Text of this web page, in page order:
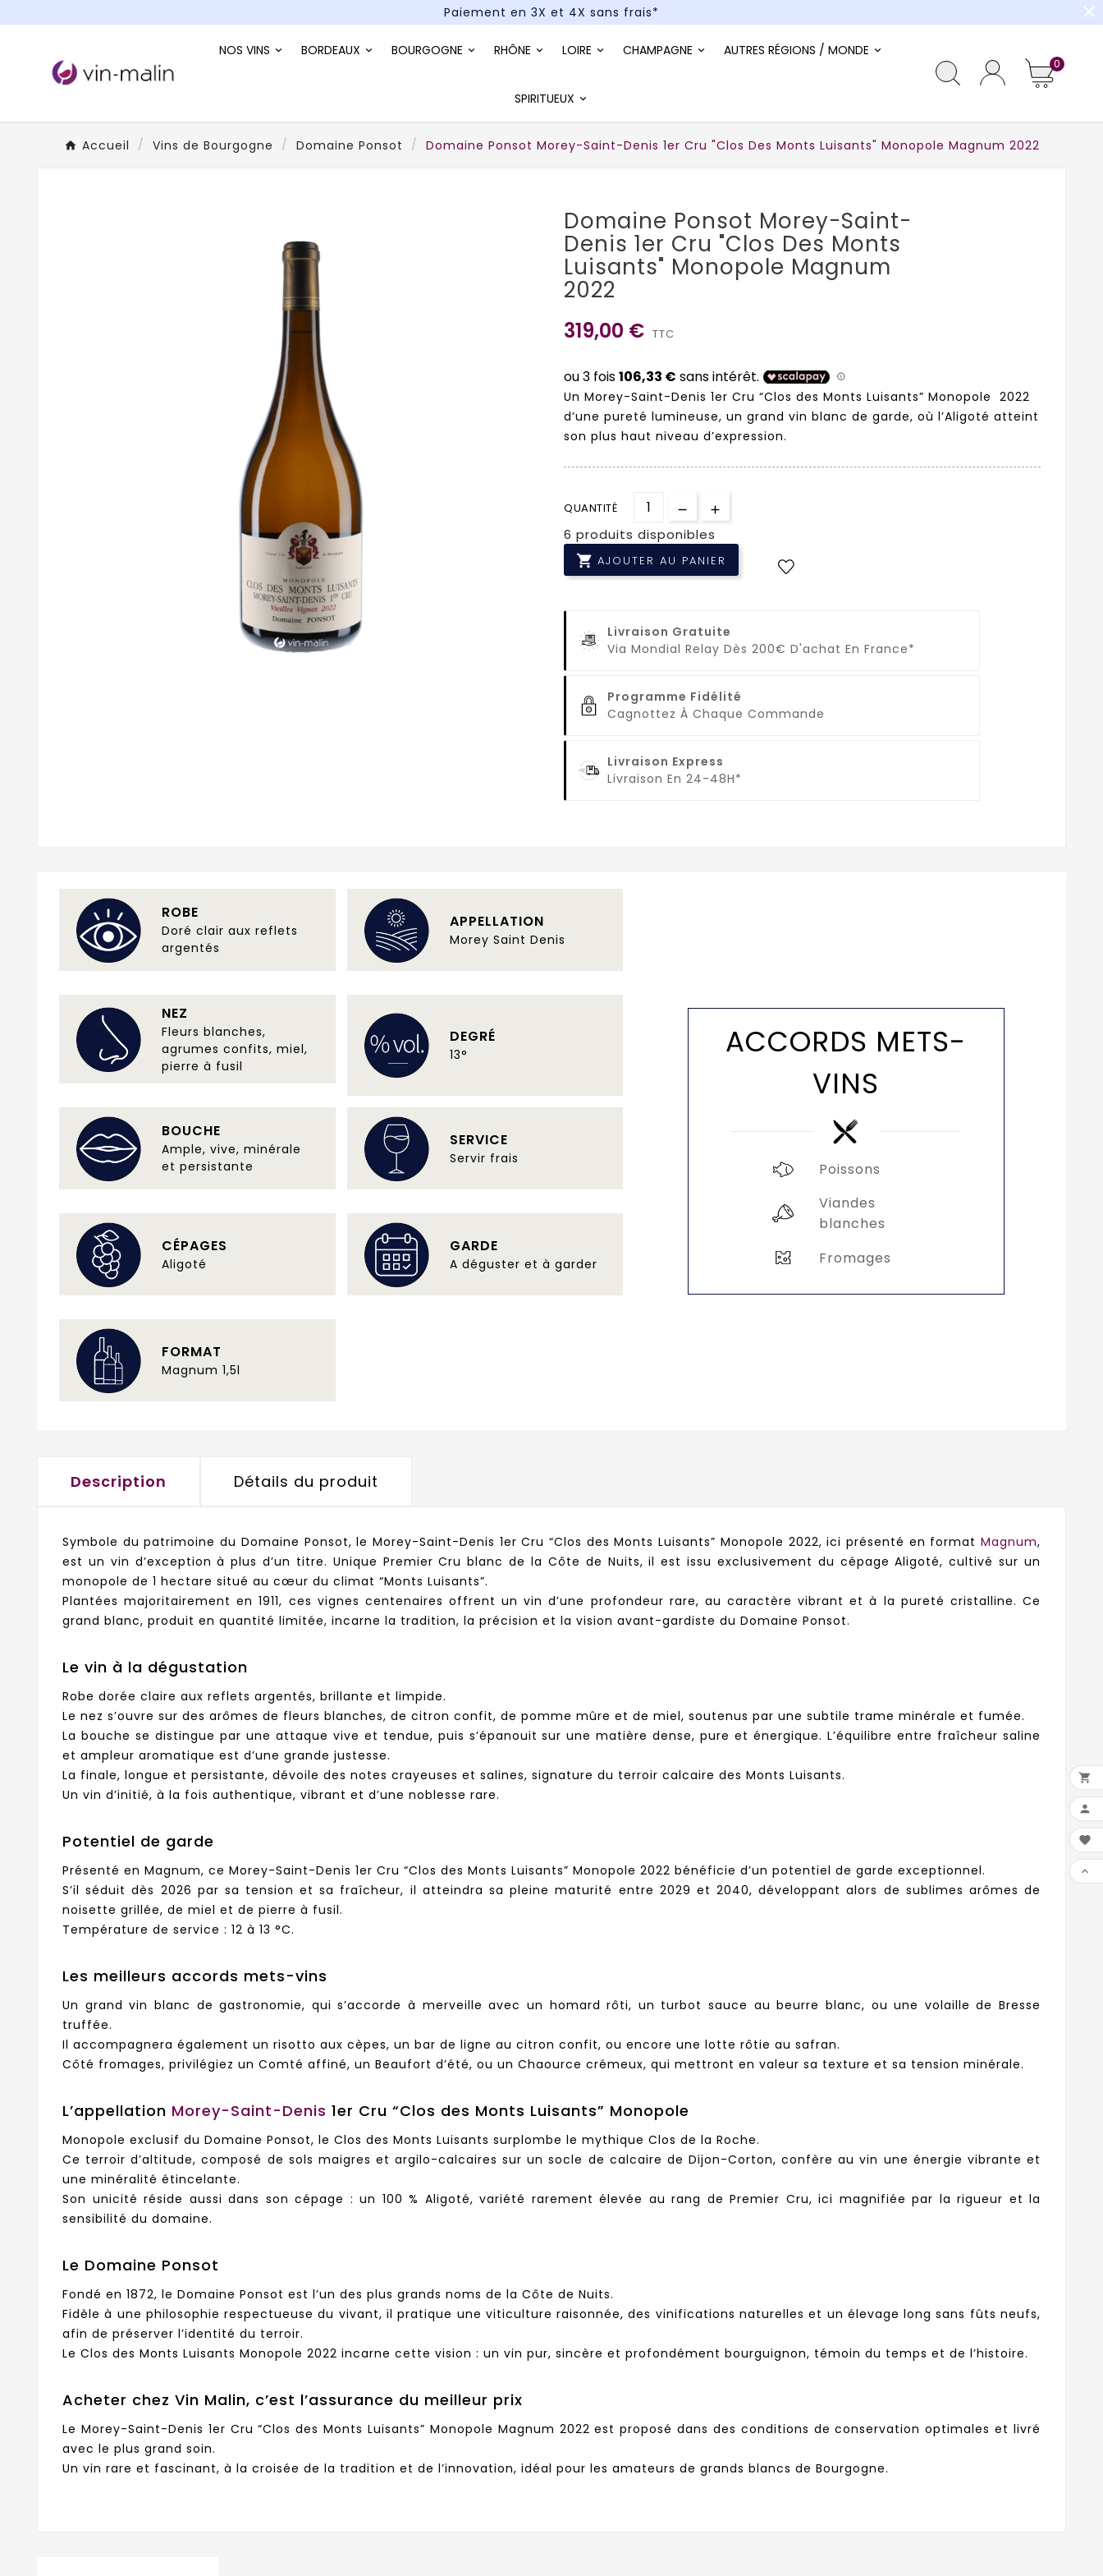
Paiement en 3X et 4X sans frais*
close
NOS VINS BORDEAUX BOURGOGNE RHÔNE LOIRE CHAMPAGNE AUTRES RÉGIONS / MONDE
SPIRITUEUX
0
Accueil Vins de Bourgogne Domaine Ponsot Domaine Ponsot Morey-Saint-Denis 1er Cru "Clos Des Monts Luisants" Monopole Magnum 2022
Domaine Ponsot Morey-Saint-
Denis 1er Cru "Clos Des Monts
Luisants" Monopole Magnum
2022
319,00 € TTC
Un Morey-Saint-Denis 1er Cru “Clos des Monts Luisants” Monopole 2022
d’une pureté lumineuse, un grand vin blanc de garde, où l’Aligoté atteint
son plus haut niveau d’expression.
QUANTITÉ
6 produits disponibles
 AJOUTER AU PANIER
Livraison Gratuite
Via Mondial Relay Dès 200€ D'achat En France*
Programme Fidélité
Cagnottez À Chaque Commande
Livraison Express
Livraison En 24-48H*
ROBE
Doré clair aux reflets
argentés
APPELLATION
Morey Saint Denis
NEZ
Fleurs blanches,
agrumes confits, miel,
pierre à fusil
DEGRÉ
13°
BOUCHE
Ample, vive, minérale
et persistante
SERVICE
Servir frais
CÉPAGES
Aligoté
GARDE
A déguster et à garder
FORMAT
Magnum 1,5l
ACCORDS METS-
VINS
Poissons
Viandes
blanches
Fromages
Description Détails du produit
Symbole du patrimoine du Domaine Ponsot, le Morey-Saint-Denis 1er Cru “Clos des Monts Luisants” Monopole 2022, ici présenté en format Magnum,
est un vin d’exception à plus d’un titre. Unique Premier Cru blanc de la Côte de Nuits, il est issu exclusivement du cépage Aligoté, cultivé sur un
monopole de 1 hectare situé au cœur du climat “Monts Luisants”.
Plantées majoritairement en 1911, ces vignes centenaires offrent un vin d’une profondeur rare, au caractère vibrant et à la pureté cristalline. Ce
grand blanc, produit en quantité limitée, incarne la tradition, la précision et la vision avant-gardiste du Domaine Ponsot.
Le vin à la dégustation
Robe dorée claire aux reflets argentés, brillante et limpide.
Le nez s’ouvre sur des arômes de fleurs blanches, de citron confit, de pomme mûre et de miel, soutenus par une subtile trame minérale et fumée.
La bouche se distingue par une attaque vive et tendue, puis s’épanouit sur une matière dense, pure et énergique. L’équilibre entre fraîcheur saline
et ampleur aromatique est d’une grande justesse.
La finale, longue et persistante, dévoile des notes crayeuses et salines, signature du terroir calcaire des Monts Luisants.
Un vin d’initié, à la fois authentique, vibrant et d’une noblesse rare.
Potentiel de garde
Présenté en Magnum, ce Morey-Saint-Denis 1er Cru “Clos des Monts Luisants” Monopole 2022 bénéficie d’un potentiel de garde exceptionnel.
S’il séduit dès 2026 par sa tension et sa fraîcheur, il atteindra sa pleine maturité entre 2029 et 2040, développant alors de sublimes arômes de
noisette grillée, de miel et de pierre à fusil.
Température de service : 12 à 13 °C.
Les meilleurs accords mets-vins
Un grand vin blanc de gastronomie, qui s’accorde à merveille avec un homard rôti, un turbot sauce au beurre blanc, ou une volaille de Bresse
truffée.
Il accompagnera également un risotto aux cèpes, un bar de ligne au citron confit, ou encore une lotte rôtie au safran.
Côté fromages, privilégiez un Comté affiné, un Beaufort d’été, ou un Chaource crémeux, qui mettront en valeur sa texture et sa tension minérale.
L’appellation Morey-Saint-Denis 1er Cru “Clos des Monts Luisants” Monopole
Monopole exclusif du Domaine Ponsot, le Clos des Monts Luisants surplombe le mythique Clos de la Roche.
Ce terroir d’altitude, composé de sols maigres et argilo-calcaires sur un socle de calcaire de Dijon-Corton, confère au vin une énergie vibrante et
une minéralité étincelante.
Son unicité réside aussi dans son cépage : un 100 % Aligoté, variété rarement élevée au rang de Premier Cru, ici magnifiée par la rigueur et la
sensibilité du domaine.
Le Domaine Ponsot
Fondé en 1872, le Domaine Ponsot est l’un des plus grands noms de la Côte de Nuits.
Fidèle à une philosophie respectueuse du vivant, il pratique une viticulture raisonnée, des vinifications naturelles et un élevage long sans fûts neufs,
afin de préserver l’identité du terroir.
Le Clos des Monts Luisants Monopole 2022 incarne cette vision : un vin pur, sincère et profondément bourguignon, témoin du temps et de l’histoire.
Acheter chez Vin Malin, c’est l’assurance du meilleur prix
Le Morey-Saint-Denis 1er Cru “Clos des Monts Luisants” Monopole Magnum 2022 est proposé dans des conditions de conservation optimales et livré
avec le plus grand soin.
Un vin rare et fascinant, à la croisée de la tradition et de l’innovation, idéal pour les amateurs de grands blancs de Bourgogne.



